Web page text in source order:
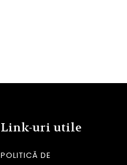
Link-uri utile
POLITICĂ DE